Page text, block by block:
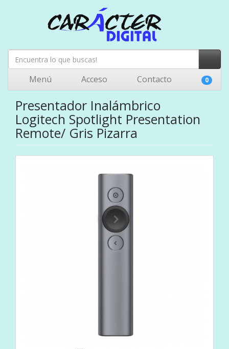
Menú Acceso Contacto 0
Presentador Inalámbrico
Logitech Spotlight Presentation
Remote/ Gris Pizarra